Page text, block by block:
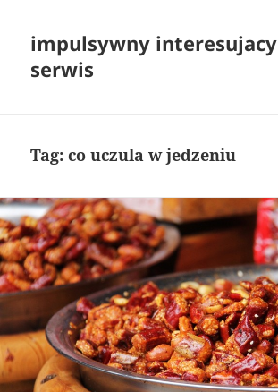
impulsywny interesujacy
serwis
Tag:co uczula w jedzeniu